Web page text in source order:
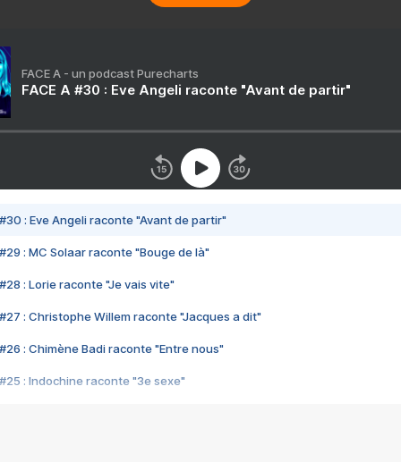
FACE A - un podcast Purecharts
FACE A #30 : Eve Angeli raconte "Avant de partir"
#30 : Eve Angeli raconte "Avant de partir"
#29 : MC Solaar raconte "Bouge de là"
#28 : Lorie raconte "Je vais vite"
#27 : Christophe Willem raconte "Jacques a dit"
#26 : Chimène Badi raconte "Entre nous"
#25 : Indochine raconte "3e sexe"